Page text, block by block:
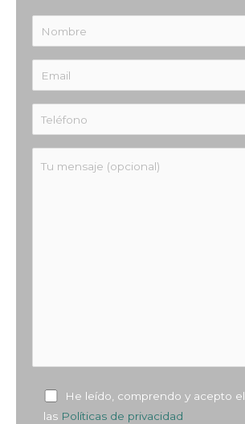
He leído, comprendo y acepto el
las Políticas de privacidad